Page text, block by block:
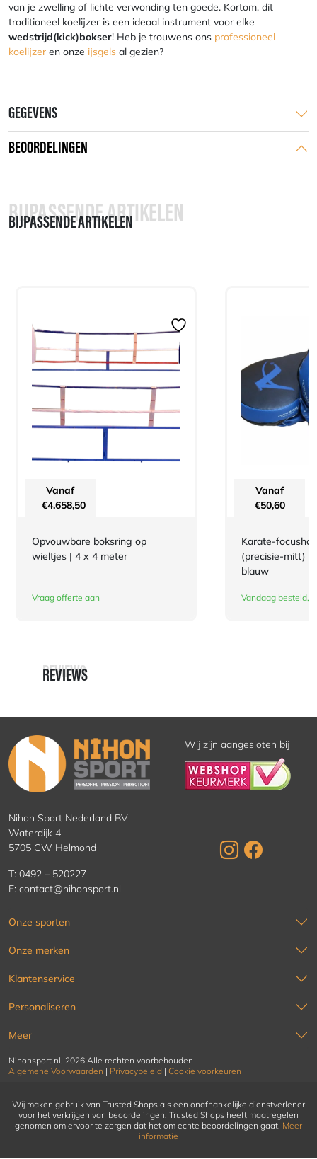
van je zwelling of lichte verwonding ten goede. Kortom, dit
traditioneel koelijzer is een ideaal instrument voor elke
wedstrijd(kick)bokser! Heb je trouwens ons professioneel
koelijzer en onze ijsgels al gezien?
GEGEVENS
BEOORDELINGEN
BIJPASSENDE ARTIKELEN
BIJPASSENDE ARTIKELEN
Vanaf
€4.658,50
Opvouwbare boksring op
wieltjes | 4 x 4 meter
Vraag offerte aan
Vanaf
€50,60
Karate-
(precisie-mitt)
blauw
Vandaag besteld,
REVIEWS
REVIEWS
Wij zijn aangesloten bij
Nihon Sport Nederland BV
Waterdijk 4
5705 CW Helmond
T: 0492 – 520227
E: contact@nihonsport.nl
Onze sporten
Onze merken
Klantenservice
Personaliseren
Meer
Nihonsport.nl, 2026 Alle rechten voorbehouden
Algemene Voorwaarden | Privacybeleid | Cookie voorkeuren
Wij maken gebruik van Trusted Shops als een onafhankelijke dienstverlener
voor het verkrijgen van beoordelingen. Trusted Shops heeft maatregelen
genomen om ervoor te zorgen dat het om echte beoordelingen gaat. Meer
informatie